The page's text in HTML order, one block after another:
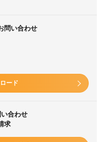
問い合わせ
ード
合わせ
求